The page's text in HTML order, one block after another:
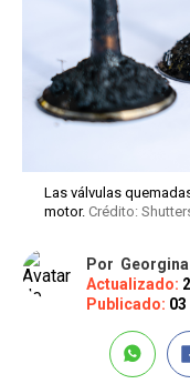
Las válvulas
motor. Crédito:
Por
Actualizado:
Publicado: